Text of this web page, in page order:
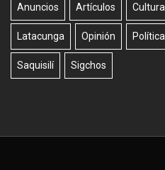
Anuncios Artículos Cultura
Latacunga Opinión Política
Saquisilí Sigchos